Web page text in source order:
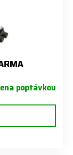
poptávkou